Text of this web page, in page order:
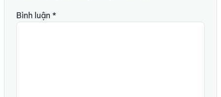
Bình luận *